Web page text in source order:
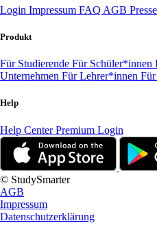
Login Impressum FAQ AGB Presse
Produkt
Für Studierende Für Schüler*innen
Unternehmen Für Lehrer*innen
Help
Help CenterPremium Login
© StudySmarter
AGB
Impressum
Datenschutzerklärung